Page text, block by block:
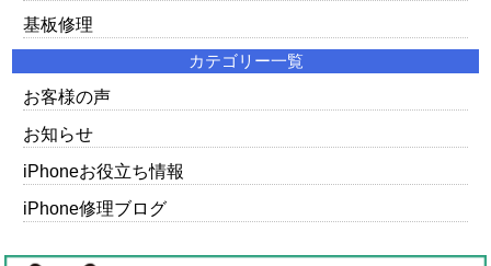
基板修理
カテゴリー一覧
お客様の声
お知らせ
iPhoneお役立ち情報
iPhone修理ブログ